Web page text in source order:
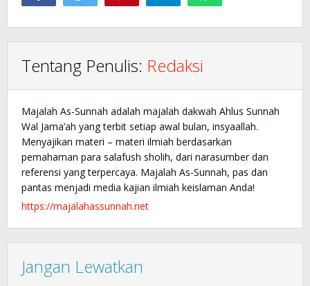
Tentang Penulis: Redaksi
Majalah As-Sunnah adalah majalah dakwah Ahlus Sunnah
Wal Jama’ah yang terbit setiap awal bulan, insyaallah.
Menyajikan materi – materi ilmiah berdasarkan
pemahaman para salafush sholih, dari narasumber dan
referensi yang terpercaya. Majalah As-Sunnah, pas dan
pantas menjadi media kajian ilmiah keislaman Anda!
https://majalahassunnah.net
Jangan Lewatkan